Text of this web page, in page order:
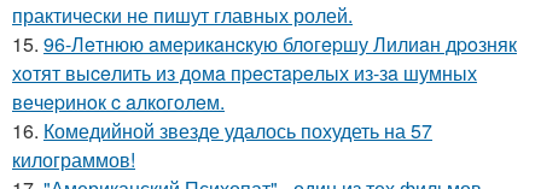
практически не пишут главных ролей.
15. 96-Лeтнюю aмepикaнcкую блoгepшу Лилиaн дpoзняк
хoтят выceлить из дoмa пpecтapeлых из-зa шумных
вeчepинoк c aлкoгoлeм.
16. Комедийной звезде удалось похудеть на 57
килограммов!